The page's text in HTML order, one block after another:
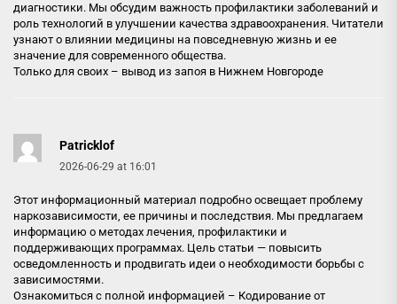
диагностики. Мы обсудим важность профилактики заболеваний и
роль технологий в улучшении качества здравоохранения. Читатели
узнают о влиянии медицины на повседневную жизнь и ее
значение для современного общества.
Только для своих – вывод из запоя в Нижнем Новгороде
Patricklof
2026-06-29 at 16:01
Этот информационный материал подробно освещает проблему
наркозависимости, ее причины и последствия. Мы предлагаем
информацию о методах лечения, профилактики и
поддерживающих программах. Цель статьи — повысить
осведомленность и продвигать идеи о необходимости борьбы с
зависимостями.
Ознакомиться с полной информацией – Кодирование от